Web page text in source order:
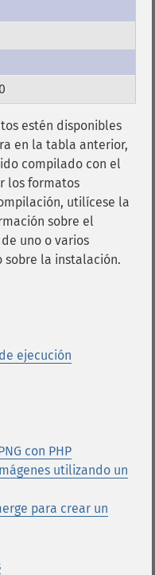
estén disponibles
en la tabla anterior,
compilado con el
los formatos
utilícese la
sobre el
uno o varios
la instalación.
ejecución
con PHP
utilizando un
para crear un